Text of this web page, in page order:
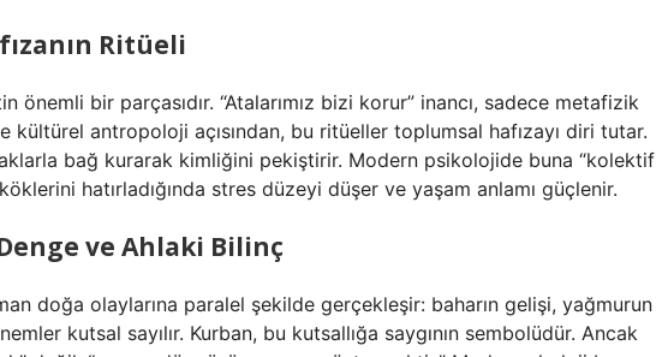
Ritüeli
önemli bir parçasıdır. “Atalarımız bizi korur” inancı, sadece metafizik
antropoloji açısından, bu ritüeller toplumsal hafızayı diri tutar.
bağ kurarak kimliğini pekiştirir. Modern psikolojide buna “kolektif
hatırladığında stres düzeyi düşer ve yaşam anlamı güçlenir.
ve Ahlaki Bilinç
doğa olaylarına paralel şekilde gerçekleşir: baharın gelişi, yağmurun
kutsal sayılır. Kurban, bu kutsallığa saygının sembolüdür. Ancak